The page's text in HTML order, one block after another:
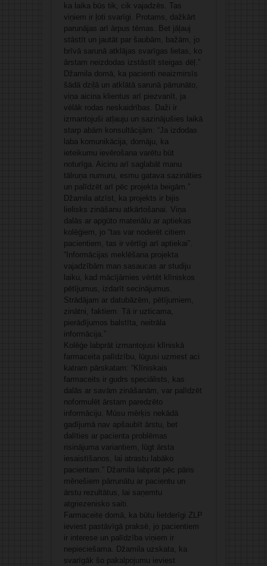
ka laika būs tik, cik vajadzēs. Tas
viņiem ir ļoti svarīgi. Protams, dažkārt
parunājas arī ārpus tēmas. Bet jāļauj
stāstīt un jautāt par šaubām, bažām, jo
brīvā sarunā atklājas svarīgas lietas, ko
ārstam neizdodas izstāstīt steigas dēļ.”
Džamila domā, ka pacienti neaizmirsīs
šādā dziļā un atklātā sarunā pārrunāto,
viņa aicina klientus arī piezvanīt, ja
vēlāk rodas neskaidrības. Daži ir
izmantojuši atļauju un sazinājušies laikā
starp abām konsultācijām: “Ja izdodas
laba komunikācija, domāju, ka
ieteikumu ievērošana varētu būt
noturīga. Aicinu arī saglabāt manu
tālruņa numuru, esmu gatava sazināties
un palīdzēt arī pēc projekta beigām.”
Džamila atzīst, ka projekts ir bijis
lielisks zināšanu atkārtošanai. Viņa
dalās ar apgūto materiālu ar aptiekas
kolēģiem, jo “tas var noderēt citiem
pacientiem, tas ir vērtīgi arī aptiekai”.
“Informācijas meklēšana projekta
vajadzībām man sasaucas ar studiju
laiku, kad mācījāmies vērtēt klīniskos
pētījumus, izdarīt secinājumus.
Strādājam ar datubāzēm, pētījumiem,
zinātni, faktiem. Tā ir uzticama,
pierādījumos balstīta, neitrāla
informācija.”
Kolēģe labprāt izmantojusi klīniskā
farmaceita palīdzību, lūgusi uzmest aci
katram pārskatam: “Klīniskais
farmaceits ir gudrs speciālists, kas
dalās ar savām zināšanām, var palīdzēt
noformulēt ārstam paredzēto
informāciju. Mūsu mērķis nekādā
gadījumā nav apšaubīt ārstu, bet
dalīties ar pacienta problēmas
risinājuma variantiem, lūgt ārsta
iesaistīšanos, lai atrastu labāko
pacientam.” Džamila labprāt pēc pāris
mēnešiem pārrunātu ar pacientu un
ārstu rezultātus, lai saņemtu
atgriezenisko saiti.
Farmaceite domā, ka būtu lietderīgi ZLP
ieviest pastāvīgā praksē, jo pacientiem
ir interese un palīdzība viņiem ir
nepieciešama. Džamila uzskata, ka
svarīgāk šo pakalpojumu ieviest